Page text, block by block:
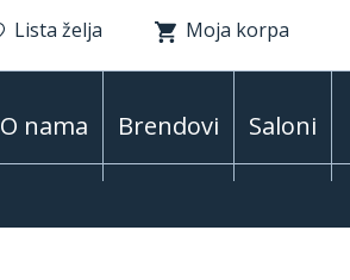
Lista želja Moja korpa
O nama Brendovi Saloni